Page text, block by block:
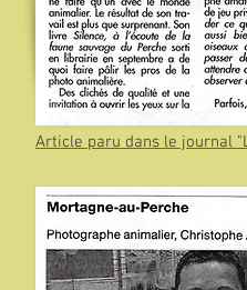
Article paru dans le journal